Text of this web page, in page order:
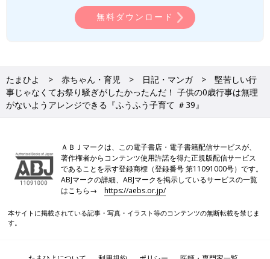
は「今の生活で、ちゃんと行事をやるとキャパオーバーになる」
とわかっているのに、モヤモヤは晴れません。自分の経験上、こ
ういうモヤモヤがある時は、何がモヤモヤの出発点なのかをじっ
写真を撮れないことにモヤモヤするのかと思ったのですが、写真
は日々たくさん撮っています。特別な記念写真が撮れないことが
引っかかるのかと考えてみたものの……特別な衣装を家族分そろ
えて特別な手順を踏み、特別な場所で撮ってもらうと考える
行事をやりたくない理由はたくさん考えつくのに、なぜ私はこだ
ントは楽しいもののはずなのに……と、そこまで思ったところで
無料ダウンロード
たまひよ 赤ちゃん・育児 日記・マンガ
堅苦しい行
事じゃなくてお祭り騒ぎがしたかったんだ！ 子供の0歳行事は無理
がないようアレンジできる『ふうふう子育て ＃39』
ＡＢＪマークは、この電子書店・電子書籍配信サービスが、
著作権者からコンテンツ使用許諾を得た正規版配信サービス
であることを示す登録商標（登録番号 第11091000号）です。
ABJマークの詳細、ABJマークを掲示しているサービスの一覧
はこちら→https://aebs.or.jp/
本サイトに掲載されている記事・写真・イラスト等のコンテンツの無断転載を禁じま
す。